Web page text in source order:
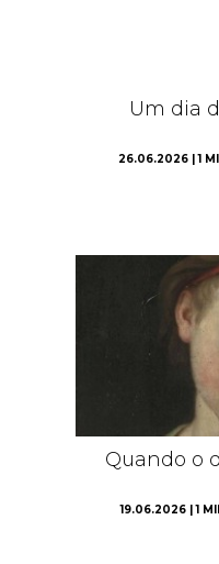
Um dia
26.06.2026 | 1
Quando o
19.06.2026 | 1